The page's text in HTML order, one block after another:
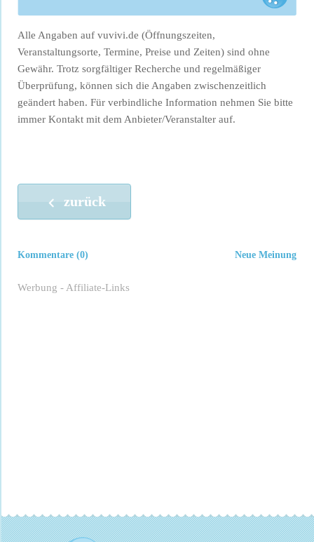
Alle Angaben auf vuvivi.de (Öffnungszeiten,
Veranstaltungsorte, Termine, Preise und Zeiten) sind ohne
Gewähr. Trotz sorgfältiger Recherche und regelmäßiger
Überprüfung, können sich die Angaben zwischenzeitlich
geändert haben. Für verbindliche Information nehmen Sie bitte
immer Kontakt mit dem Anbieter/Veranstalter auf.
zurück
Neue Meinung
Kommentare (0)
Werbung - Affiliate-Links